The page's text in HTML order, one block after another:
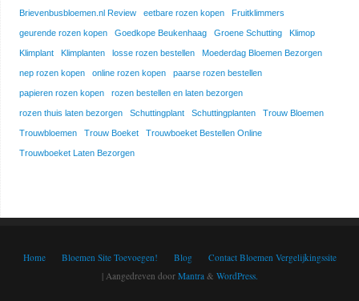
Brievenbusbloemen.nl Review eetbare rozen kopen Fruitklimmers
geurende rozen kopen Goedkope Beukenhaag Groene Schutting Klimop
Klimplant Klimplanten losse rozen bestellen Moederdag Bloemen Bezorgen
nep rozen kopen online rozen kopen paarse rozen bestellen
papieren rozen kopen rozen bestellen en laten bezorgen
rozen thuis laten bezorgen Schuttingplant Schuttingplanten Trouw Bloemen
Trouwbloemen Trouw Boeket Trouwboeket Bestellen Online
Trouwboeket Laten Bezorgen
Home Bloemen Site Toevoegen! Blog
Contact Bloemen Vergelijkingssite
| Aangedreven door Mantra& WordPress.